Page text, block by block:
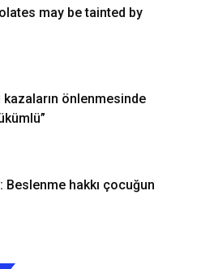
may be tainted by
önlenmesinde
Beslenme hakkı çocuğun